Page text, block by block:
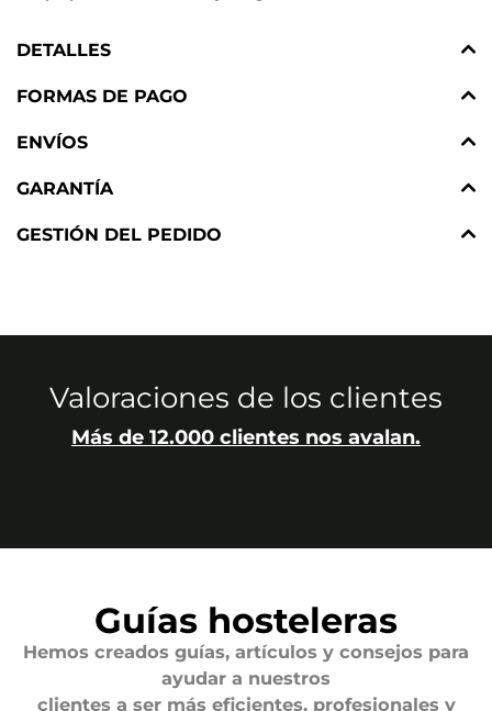
DETALLES
FORMAS DE PAGO
ENVÍOS
GARANTÍA
GESTIÓN DEL PEDIDO
Valoraciones de los clientes
Más de 12.000 clientes nos avalan.
Guías hosteleras
Hemos creados guías, artículos y consejos para
ayudar a nuestros
clientes a ser más eficientes, profesionales y